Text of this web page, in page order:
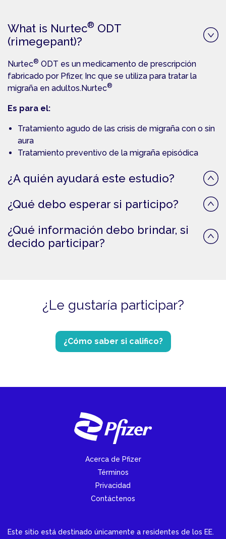
What is Nurtec® ODT
(rimegepant)?
Nurtec® ODT es un medicamento de prescripción
fabricado por Pfizer, Inc que se utiliza para tratar la
migraña en adultos.Nurtec®
Es para el:
Tratamiento agudo de las crisis de migraña con o sin
aura
Tratamiento preventivo de la migraña episódica
¿A quién ayudará este estudio?
¿Qué debo esperar si participo?
¿Qué información debo brindar, si
decido participar?
¿Le gustaría participar?
¿Cómo saber si califico?
Acerca de Pfizer
Términos
Privacidad
Contáctenos
Este sitio está destinado únicamente a residentes de los EE.